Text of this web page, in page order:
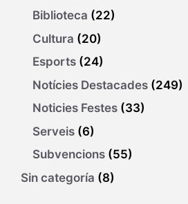
Biblioteca (22)
Cultura (20)
Esports (24)
Notícies Destacades (249)
Noticies Festes (33)
Serveis (6)
Subvencions (55)
Sin categoría (8)